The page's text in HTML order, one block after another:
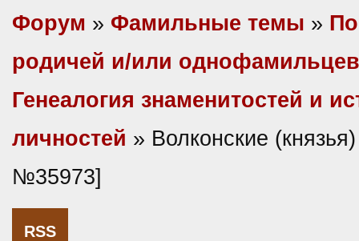
Форум » Фамильные темы »
родичей и/или однофамильцев
Генеалогия знаменитостей и
личностей » Волконские
№35973]
RSS